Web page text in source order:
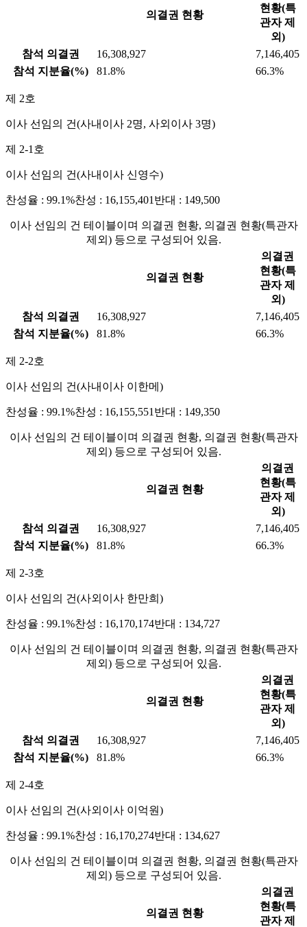
의결권 현황
현황(특
관자 제
외)
참석 의결권
16,308,927
7,146,405
참석 지분율(%)
81.8% 66.3%
제 2호
이사 선임의 건(사내이사 2명, 사외이사 3명)
제 2-1호
이사 선임의 건(사내이사 신영수)
찬성율 : 99.1%찬성 : 16,155,401 반대 : 149,500
이사 선임의 건 테이블이며 의결권 현황, 의결권 현황(특관자
제외) 등으로 구성되어 있음.
의결권 현황
의결권
현황(특
관자 제
외)
참석 의결권
16,308,927
7,146,405
참석 지분율(%)
81.8% 66.3%
제 2-2호
이사 선임의 건(사내이사 이한메)
찬성율 : 99.1%찬성 : 16,155,551 반대 : 149,350
이사 선임의 건 테이블이며 의결권 현황, 의결권 현황(특관자
제외) 등으로 구성되어 있음.
의결권 현황
의결권
현황(특
관자 제
외)
참석 의결권
16,308,927
7,146,405
참석 지분율(%)
81.8% 66.3%
제 2-3호
이사 선임의 건(사외이사 한만희)
찬성율 : 99.1%찬성 : 16,170,174반대 : 134,727
이사 선임의 건 테이블이며 의결권 현황, 의결권 현황(특관자
제외) 등으로 구성되어 있음.
의결권 현황
의결권
현황(특
관자 제
외)
참석 의결권
16,308,927
7,146,405
참석 지분율(%)
81.8% 66.3%
제 2-4호
이사 선임의 건(사외이사 이억원)
찬성율 : 99.1%찬성 : 16,170,274반대 : 134,627
이사 선임의 건 테이블이며 의결권 현황, 의결권 현황(특관자
제외) 등으로 구성되어 있음.
의결권 현황
의결권
현황(특
관자 제